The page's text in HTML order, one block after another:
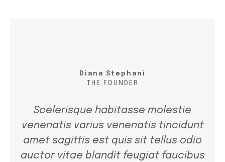
Diana Stephani
THE FOUNDER
Scelerisque habitasse molestie
venenatis varius venenatis tincidunt
amet sagittis est quis sit tellus odio
auctor vitae blandit feugiat faucibus